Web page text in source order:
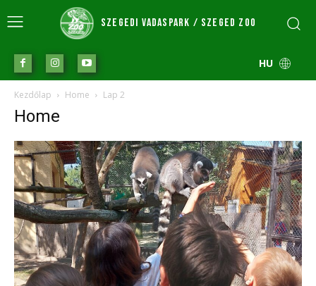
SZEGEDI VADASPARK / SZEGED ZOO
HU
Kezdőlap Home Lap 2
Home